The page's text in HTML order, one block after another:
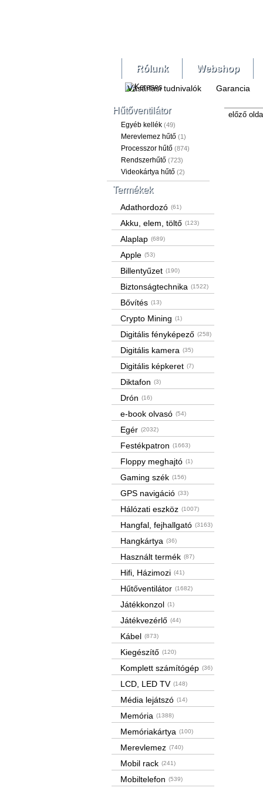
Rólunk Webshop
Vásárlási tudnivalók Garancia
Hűtőventilátor
Egyéb kellék (49)
Merevlemez hűtő (1)
Processzor hűtő (874)
Rendszerhűtő (723)
Videokártya hűtő (2)
Termékek
Adathordozó (61)
Akku, elem, töltő (123)
Alaplap (689)
Apple (53)
Billentyűzet (190)
Biztonságtechnika (1522)
Bővítés (13)
Crypto Mining (1)
Digitális fényképező (258)
Digitális kamera (35)
Digitális képkeret (7)
Diktafon (3)
Drón (16)
e-book olvasó (54)
Egér (2032)
Festékpatron (1663)
Floppy meghajtó (1)
Gaming szék (156)
GPS navigáció (33)
Hálózati eszköz (1007)
Hangfal, fejhallgató (3163)
Hangkártya (36)
Használt termék (87)
Hifi, Házimozi (41)
Hűtőventilátor (1682)
Játékkonzol (1)
Játékvezérlő (44)
Kábel (873)
Kiegészítő (120)
Komplett számítógép (36)
LCD, LED TV (148)
Média lejátszó (14)
Memória (1388)
Memóriakártya (100)
Merevlemez (740)
Mobil rack (241)
Mobiltelefon (539)
előző